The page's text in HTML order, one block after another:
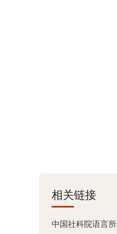
相关链接
中国社科院语言所